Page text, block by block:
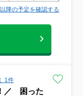
以降の予定を確認する
1件
／ 困った